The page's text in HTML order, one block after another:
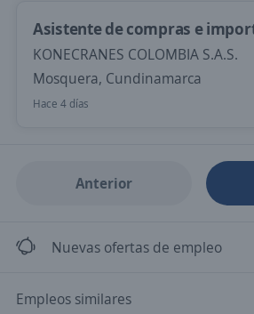
Asistente de compras e
KONECRANES COLOMBIA S.A.S.
Mosquera, Cundinamarca
Hace 4 días
Anterior
Nuevas ofertas de empleo
Empleos similares